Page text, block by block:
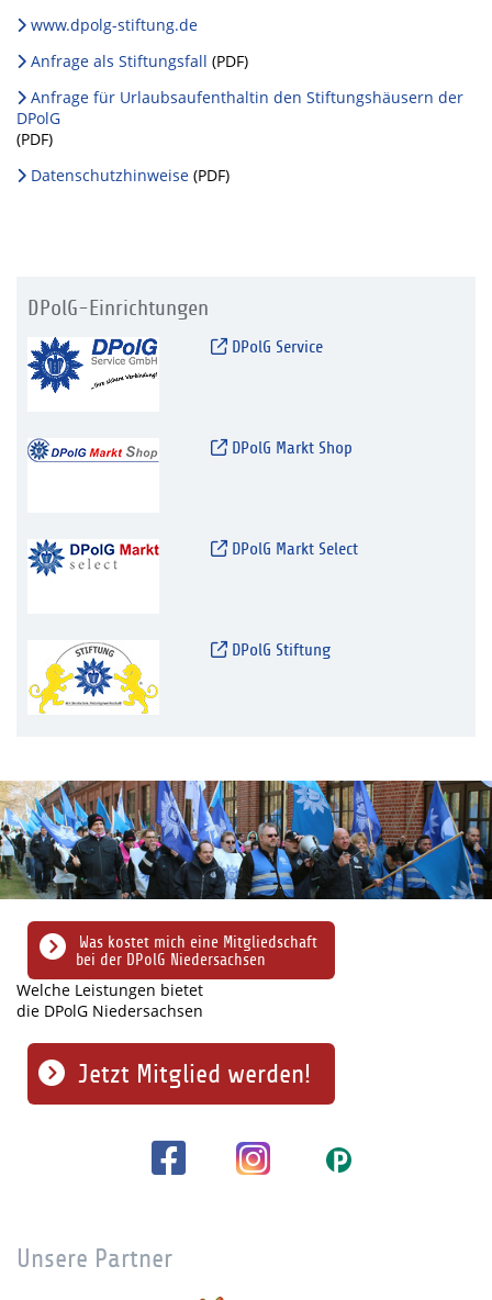
www.dpolg-stiftung.de
Anfrage als Stiftungsfall (PDF)
Anfrage für Urlaubsaufenthaltin den Stiftungshäusern der
DPolG
(PDF)
Datenschutzhinweise (PDF)
DPolG-Einrichtungen
DPolG Service
DPolG Markt Shop
DPolG Markt Select
DPolG Stiftung
Was kostet mich eine Mitgliedschaft
bei der DPolG Niedersachsen
Welche Leistungen bietet
die DPolG Niedersachsen
Jetzt Mitglied werden!
Unsere Partner